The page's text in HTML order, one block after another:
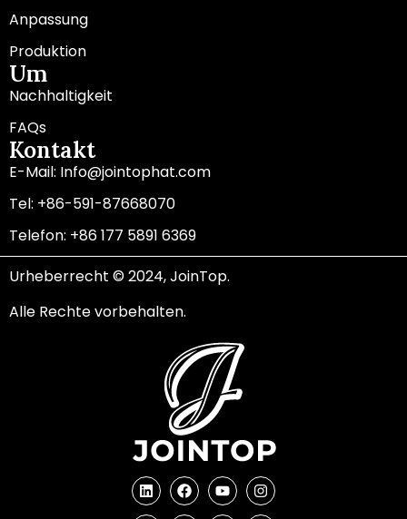
Anpassung
Produktion
Um
Nachhaltigkeit
FAQs
Kontakt
E-Mail: Info@jointophat.com
Tel: +86-591-87668070
Telefon: +86 177 5891 6369
Urheberrecht © 2024, JoinTop.
Alle Rechte vorbehalten.